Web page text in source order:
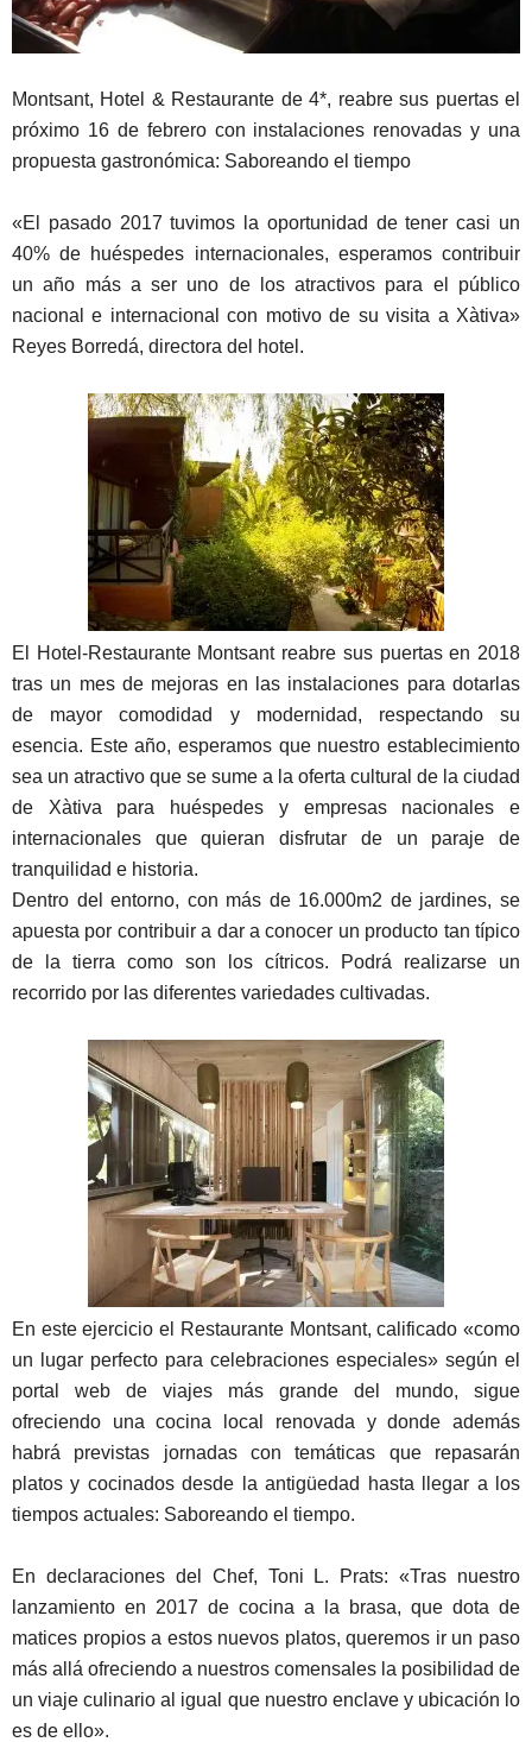
Montsant, Hotel & Restaurante de 4*, reabre sus puertas el
próximo 16 de febrero con instalaciones renovadas y una
propuesta gastronómica: Saboreando el tiempo
«El pasado 2017 tuvimos la oportunidad de tener casi un
40% de huéspedes internacionales, esperamos contribuir
un año más a ser uno de los atractivos para el público
nacional e internacional con motivo de su visita a Xàtiva»
Reyes Borredá, directora del hotel.
El Hotel-Restaurante Montsant reabre sus puertas en 2018
tras un mes de mejoras en las instalaciones para dotarlas
de mayor comodidad y modernidad, respectando su
esencia. Este año, esperamos que nuestro establecimiento
sea un atractivo que se sume a la oferta cultural de la ciudad
de Xàtiva para huéspedes y empresas nacionales e
internacionales que quieran disfrutar de un paraje de
tranquilidad e historia.
Dentro del entorno, con más de 16.000m2 de jardines, se
apuesta por contribuir a dar a conocer un producto tan típico
de la tierra como son los cítricos. Podrá realizarse un
recorrido por las diferentes variedades cultivadas.
En este ejercicio el Restaurante Montsant, calificado «como
un lugar perfecto para celebraciones especiales» según el
portal web de viajes más grande del mundo, sigue
ofreciendo una cocina local renovada y donde además
habrá previstas jornadas con temáticas que repasarán
platos y cocinados desde la antigüedad hasta llegar a los
tiempos actuales: Saboreando el tiempo.
En declaraciones del Chef, Toni L. Prats: «Tras nuestro
lanzamiento en 2017 de cocina a la brasa, que dota de
matices propios a estos nuevos platos, queremos ir un paso
más allá ofreciendo a nuestros comensales la posibilidad de
un viaje culinario al igual que nuestro enclave y ubicación lo
es de ello».